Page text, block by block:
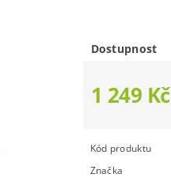
Dostupnost
1 249 Kč
Kód produktu
Značka